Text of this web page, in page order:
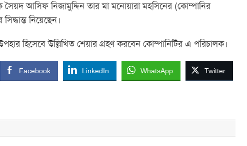
সৈয়দ আসিফ নিজামুদ্দিন তার মা মনোয়ারা মহসিনের (কোম্পানির
নিয়েছেন।
হিসেবে উল্লিখিত শেয়ার গ্রহণ করবেন কোম্পানিটির এ পরিচালক।
Facebook LinkedIn WhatsApp Twitter